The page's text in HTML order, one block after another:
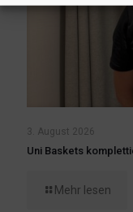
3. August 2026
Uni Baskets
Mehr lesen